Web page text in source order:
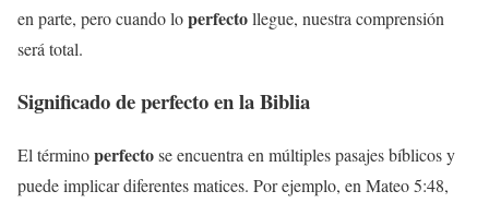
en parte, pero cuando loperfectollegue, nuestra comprensión
será total.
Significado de perfecto en la Biblia
El términoperfectose encuentra en múltiples pasajes bíblicos y
puede implicar diferentes matices. Por ejemplo, en Mateo 5:48,